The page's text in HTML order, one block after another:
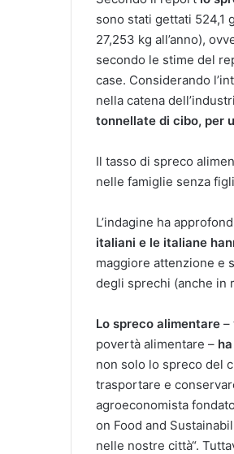
sono stati gettati 524,1
27,253 kg all’anno),
secondo le stime del
case. Considerando
nella catena
tonnellate di cibo, per
Il tasso di spreco
nelle famiglie senza
L’indagine ha
italiani e le italiane
maggiore attenzione e
degli sprechi (anche in
Lo spreco alimentare –
povertà alimentare –
non solo lo spreco del
trasportare e
agroeconomista
on Food and
nelle nostre città“.